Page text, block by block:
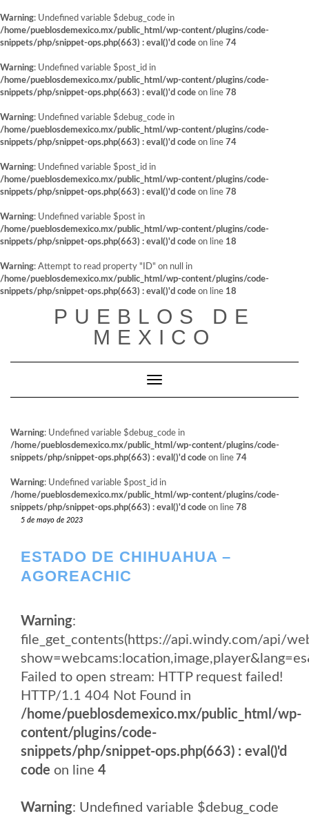
Warning: Undefined variable $debug_code in
/home/pueblosdemexico.mx/public_html/wp-content/plugins/code-
snippets/php/snippet-ops.php(663) : eval()'d code on line 74
Warning: Undefined variable $post_id in
/home/pueblosdemexico.mx/public_html/wp-content/plugins/code-
snippets/php/snippet-ops.php(663) : eval()'d code on line 78
Warning: Undefined variable $debug_code in
/home/pueblosdemexico.mx/public_html/wp-content/plugins/code-
snippets/php/snippet-ops.php(663) : eval()'d code on line 74
Warning: Undefined variable $post_id in
/home/pueblosdemexico.mx/public_html/wp-content/plugins/code-
snippets/php/snippet-ops.php(663) : eval()'d code on line 78
Warning: Undefined variable $post in
/home/pueblosdemexico.mx/public_html/wp-content/plugins/code-
snippets/php/snippet-ops.php(663) : eval()'d code on line 18
Warning: Attempt to read property "ID" on null in
/home/pueblosdemexico.mx/public_html/wp-content/plugins/code-
snippets/php/snippet-ops.php(663) : eval()'d code on line 18
PUEBLOS DE
MEXICO
Cambiar modo de navegación
Warning: Undefined variable $debug_code in
/home/pueblosdemexico.mx/public_html/wp-content/plugins/code-
snippets/php/snippet-ops.php(663) : eval()'d code on line 74
Warning: Undefined variable $post_id in
/home/pueblosdemexico.mx/public_html/wp-content/plugins/code-
snippets/php/snippet-ops.php(663) : eval()'d code on line 78
5 de mayo de 2023
ESTADO DE CHIHUAHUA –
AGOREACHIC
Warning:
file_get_contents(https://api.windy.com/api/
Failed to open stream: HTTP request failed!
HTTP/1.1 404 Not Found in
/home/pueblosdemexico.mx/public_html/wp-
content/plugins/code-
snippets/php/snippet-ops.php(663) : eval()'d
code on line 4
Warning: Undefined variable $debug_code